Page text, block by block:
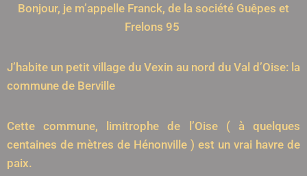
Bonjour, je m’appelle Franck, de la société Guêpes et
Frelons 95
J’habite un petit village du Vexin au nord du Val d’Oise: la
commune de Berville
Cette commune, limitrophe de l’Oise ( à quelques
centaines de mètres de Hénonville ) est un vrai havre de
paix.